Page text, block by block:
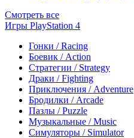
Смотреть все
Игры PlayStation 4
Гонки / Racing
Боевик / Action
Стратегии / Strategy
Драки / Fighting
Приключения / Adventure
Бродилки / Arcade
Пазлы / Puzzle
Музыкальные / Music
Симуляторы / Simulator